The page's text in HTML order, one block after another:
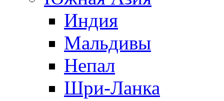
Индия
Мальдивы
Непал
Шри-Ланка